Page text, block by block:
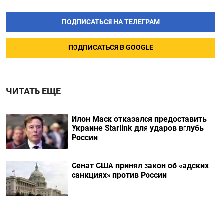
ПОДПИСАТЬСЯ НА ТЕЛЕГРАМ
ПОДПИСАТЬСЯ В GOOGLE
ЧИТАТЬ ЕЩЕ
Илон Маск отказался предоставить
Украине Starlink для ударов вглубь
России
Сенат США принял закон об «адских
санкциях» против России